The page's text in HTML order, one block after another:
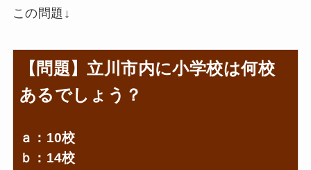
この問題↓
【問題】立川市内に小学校は何校
あるでしょう？
ａ：10校
ｂ：14校